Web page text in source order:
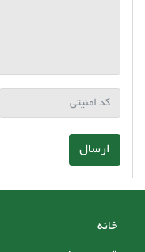
ارسال
خانه